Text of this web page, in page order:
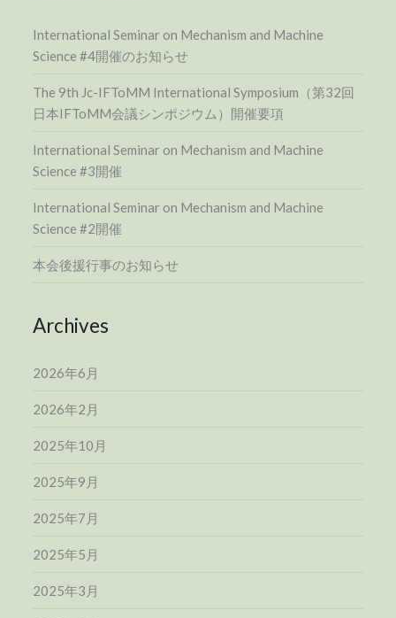
International Seminar on Mechanism and Machine
Science #4開催のお知らせ
The 9th Jc-IFToMM International Symposium（第32回
日本IFToMM会議シンポジウム）開催要項
International Seminar on Mechanism and Machine
Science #3開催
International Seminar on Mechanism and Machine
Science #2開催
本会後援行事のお知らせ
Archives
2026年6月
2026年2月
2025年10月
2025年9月
2025年7月
2025年5月
2025年3月